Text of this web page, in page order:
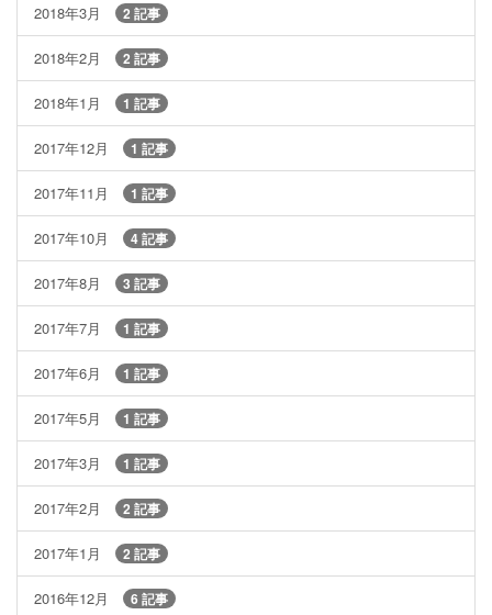
2018年3月 2 記事
2018年2月 2 記事
2018年1月 1 記事
2017年12月 1 記事
2017年11月 1 記事
2017年10月 4 記事
2017年8月 3 記事
2017年7月 1 記事
2017年6月 1 記事
2017年5月 1 記事
2017年3月 1 記事
2017年2月 2 記事
2017年1月 2 記事
2016年12月 6 記事